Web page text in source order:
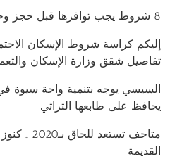
8 شروط يجب توافرها قبل حجز وحدات الإسكان الاجتماعي
تفاصيل شقق وزارة الإسكان
السيسي يوجه بتنمية واحة
يحافظ على طابعها التراثي
متاحف
القديمة